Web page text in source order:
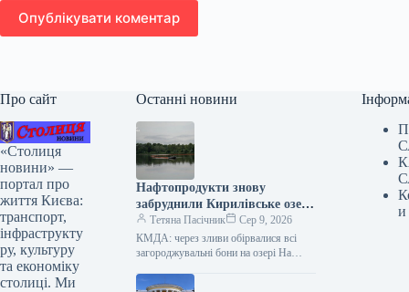
Опублікувати коментар
Про сайт
«Столиця
новини» —
портал про
життя Києва:
транспорт,
інфраструкту
ру, культуру
та економіку
столиці. Ми
Останні новини
Нафтопродукти знову
забруднили Кирилівське озеро
у Києві.
Тетяна Пасічник
Сер 9, 2026
КМДА: через зливи обірвалися всі
загороджувальні бони на озері На
Сирець у столиці знову зафіксовано…
и